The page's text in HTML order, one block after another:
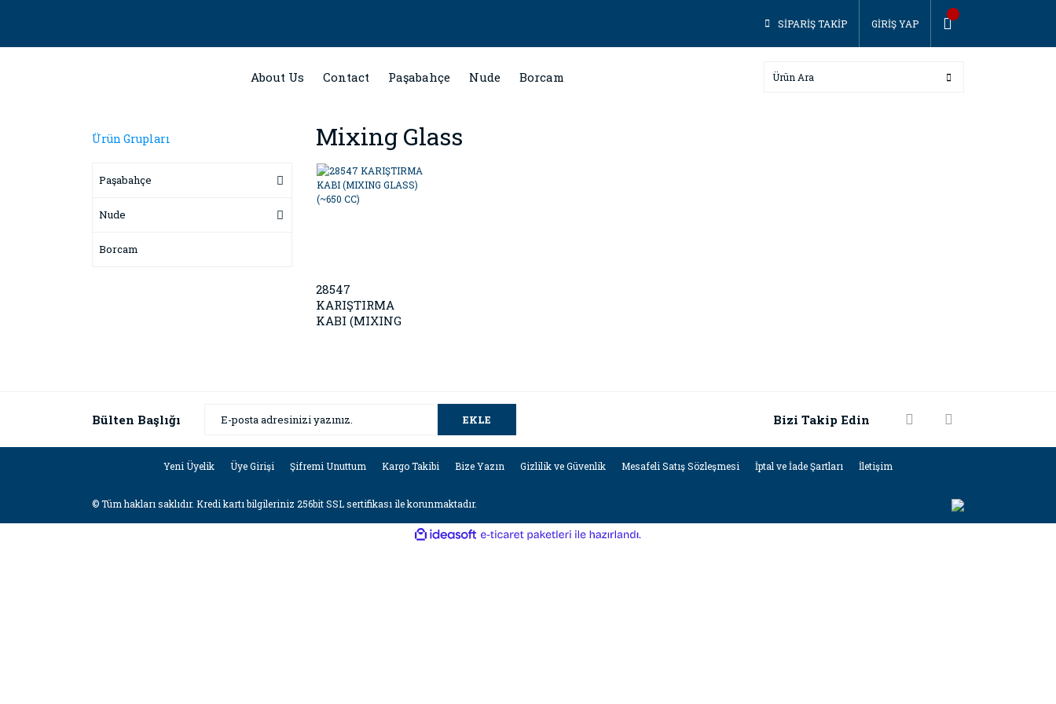
SİPARİŞ TAKİP GİRİŞ YAP
About Us Contact Paşabahçe Nude Borcam
Ürün Grupları
Paşabahçe
Nude
Borcam
Mixing Glass
28547
KARIŞTIRMA
KABI (MIXING
Bülten Başlığı EKLE Bizi Takip Edin
Yeni Üyelik Üye Girişi Şifremi Unuttum Kargo Takibi Bize Yazın Gizlilik ve Güvenlik Mesafeli Satış Sözleşmesi İptal ve İade Şartları İletişim
© Tüm hakları saklıdır. Kredi kartı bilgileriniz 256bit SSL sertifikası ile korunmaktadır.
ideasoft
e-